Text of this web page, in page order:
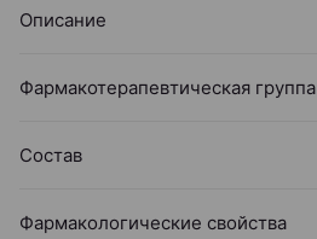
Описание
Фармакотерапевтическая группа
Состав
Фармакологические свойства